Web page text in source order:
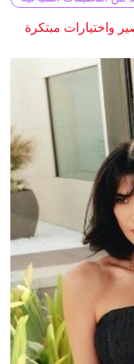
واختيارات مبتكرة